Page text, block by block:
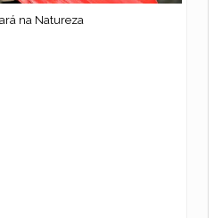
na Natureza